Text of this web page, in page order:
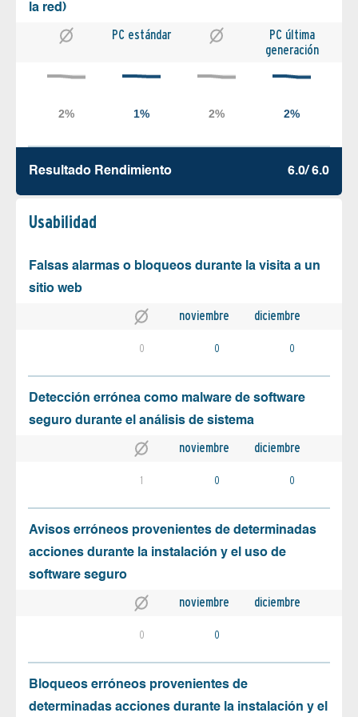
la red)
PC estándar
PC última
generación
Resultado Rendimiento 6.0/ 6.0
Usabilidad
Falsas alarmas o bloqueos durante la visita a un
sitio web
noviembre diciembre
0 0 0
Detección errónea como malware de software
seguro durante el análisis de sistema
noviembre diciembre
1 0 0
Avisos erróneos provenientes de determinadas
acciones durante la instalación y el uso de
software seguro
noviembre diciembre
0 0
Bloqueos erróneos provenientes de
determinadas acciones durante la instalación y el